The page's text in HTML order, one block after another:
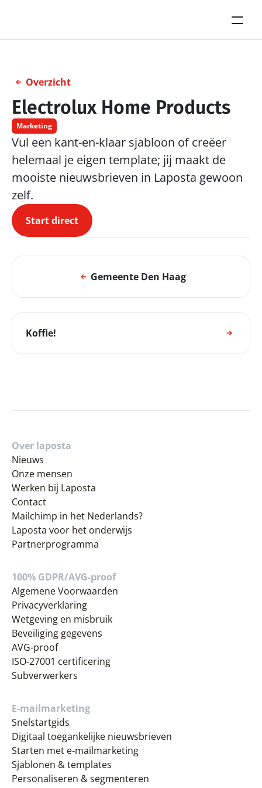
Overzicht
Electrolux Home Products
Marketing
Vul een kant-en-klaar sjabloon of creëer
helemaal je eigen template; jij maakt de
mooiste nieuwsbrieven in Laposta gewoon
zelf.
Start direct
Gemeente Den Haag
Koffie!
Over laposta
Nieuws
Onze mensen
Werken bij Laposta
Contact
Mailchimp in het Nederlands?
Laposta voor het onderwijs
Partnerprogramma
100% GDPR/AVG-proof
Algemene Voorwaarden
Privacyverklaring
Wetgeving en misbruik
Beveiliging gegevens
AVG-proof
ISO-27001 certificering
Subverwerkers
E-mailmarketing
Snelstartgids
Digitaal toegankelijke nieuwsbrieven
Starten met e-mailmarketing
Sjablonen & templates
Personaliseren & segmenteren